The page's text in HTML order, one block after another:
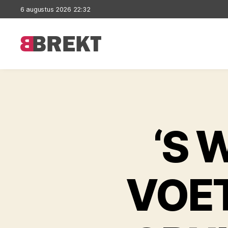
6 augustus 2026 22:32
‘S